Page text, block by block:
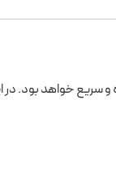
و سریع خواهد بود. در